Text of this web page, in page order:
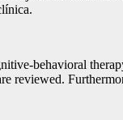
behavioral
reviewed.